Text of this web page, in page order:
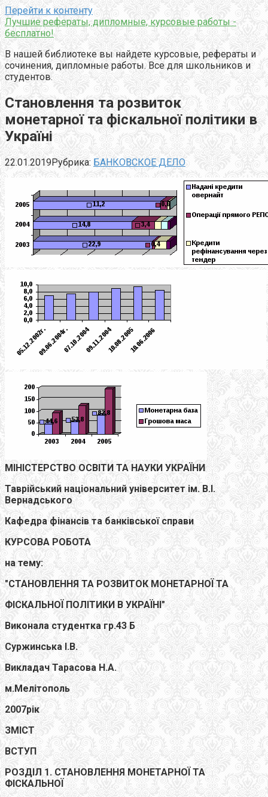
Перейти к контенту
Лучшие рефераты, дипломные, курсовые работы -
бесплатно!
В нашей библиотеке вы найдете курсовые, рефераты и
сочинения, дипломные работы. Все для школьников и
студентов.
Становлення та розвиток
монетарної та фіскальної політики в
Україні
22.01.2019Рубрика: БАНКОВСКОЕ ДЕЛО
МІНІСТЕРСТВО ОСВІТИ ТА НАУКИ УКРАЇНИ
Таврійський національний університет ім. В.І.
Вернадського
Кафедра фінансів та банківської справи
КУРСОВА РОБОТА
на тему:
"СТАНОВЛЕННЯ ТА РОЗВИТОК МОНЕТАРНОЇ ТА
ФІСКАЛЬНОЇ ПОЛІТИКИ В УКРАЇНІ"
Виконала студентка гр.43 Б
Суржинська І.В.
Викладач Тарасова Н.А.
м.Мелітополь
2007рік
ЗМІСТ
ВСТУП
РОЗДІЛ 1. СТАНОВЛЕННЯ МОНЕТАРНОЇ ТА
ФІСКАЛЬНОЇ